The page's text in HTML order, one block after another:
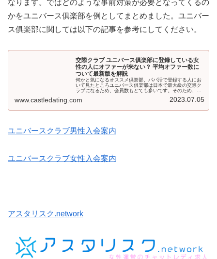
なります。ではどのような事前対策が必要となってくるの
かをユニバース俱楽部を例としてまとめました。ユニバー
ス俱楽部に関しては以下の記事を参考にしてください。
交際クラブ ユニバース俱楽部に登録している女
性の人にオファーが来ない？ 平均オファー数に
ついて最新版を解説
何かと気になるオススメ倶楽部。パパ活で登録する人にお
いて見たところユニバース俱楽部は日本で最大級の交際ク
ラブになるため、会員数もとても多いです。そのため、容
入会して活動している方もいます。そこで実際に活動して
のでしょうか？
www.castledating.com 2023.07.05
ユニバースクラブ男性入会案内
ユニバースクラブ女性入会案内
アスタリスク.network